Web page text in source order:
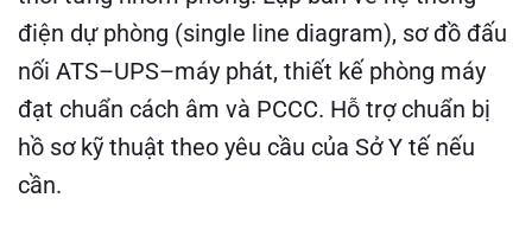
điện dự phòng (single line diagram), sơ đồ đấu
nối ATS–UPS–máy phát, thiết kế phòng máy
đạt chuẩn cách âm và PCCC. Hỗ trợ chuẩn bị
hồ sơ kỹ thuật theo yêu cầu của Sở Y tế nếu
cần.